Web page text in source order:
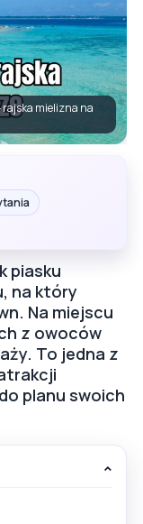
rajska mielizna na
piasku
na który
Na miejscu
z owoców
To jedna z
planu swoich